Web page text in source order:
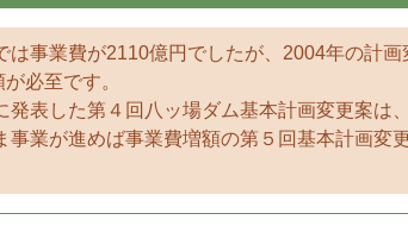
事業費が2110億円でしたが、2004年の計画
必至です。
表した第４回八ッ場ダム基本計画変更案は
業が進めば事業費増額の第５回基本計画変